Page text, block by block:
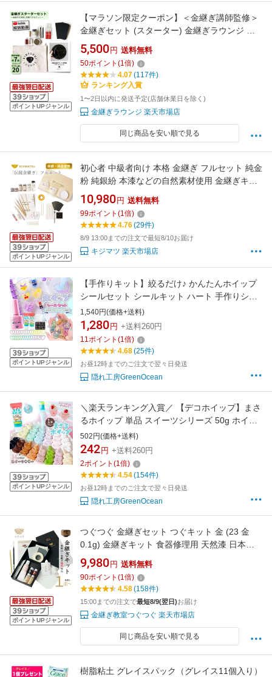
ポイントUPジャンル
【マラソン限定クーポン】＜金継ぎ講師監修＞
金継ぎセット (スターター) 金継ぎラウンジ 初
心者 陶器 修復セット 欠け修復 真鍮粉付 工作キ
ット 趣味 自宅で簡単 補修キット 陶器 器 お皿
茶碗 修理 修繕 ヒビ 欠け
5,500 円 送料無料
50ポイント (1倍)
4.07(117件)
ランキング入賞
1〜2日以内に発送予定(店舗休業日を除く)
金継ぎラウンジ 楽天市場店
同じ商品を安い順で見る
ポイントUPジャンル
初心者 中級者向け 本格 金継ぎ フルセット 純金
粉 純銀紛 本漆などの自然素材使用 金継ぎキッ
ト 金継ぎセット 送料無料 【初心者にも分かり
やすい丁寧マニュアル付き】 父の日 プレゼン
ト
10,980 円 送料無料
99ポイント (1倍)
4.76(29件)
8/9 13:00までの注文で最短8/10お届け
キジマツ 楽天市場店
ポイントUPジャンル
【手作りキット】絞るだけ♪ かんたんホイップ
シールセット シールキット ハート 手作りシー
ル ホイップデコ こども 子供 簡単 女の子 作る
親子で 平成女児 手づくり スイーツ まさるのシ
ール液
1,540円(価格+送料)
1,280 円 +送料260円
11ポイント (1倍)
4.68(25件)
お昼12時までのご注文で翌々日発送
隠れ工房GreenOcean
ポイントUPジャンル
＼楽天ランキング入賞／ 【デコホイップ】まさ
るホイップ 単品 スイーツシリーズ 50g ホイッ
プデコクリーム クラフト ミニチュアスイーツ
推し活 手芸 GreenOceanオリジナル♪《選べる
14色》 GK
502円(価格+送料)
242 円 +送料260円
2ポイント (1倍)
4.54(154件)
お昼12時までのご注文で翌々日発送
隠れ工房GreenOcean
ポイントUPジャンル
つぐつぐ 金継ぎセット つぐキット 金 (23 金
0.1g) 金継ぎキット 食器修理用 天然漆 日本伝
統技法 漆 初心者 中級 金継ぎ きんつぎ 金つぎ
金継 TSUGUKIT 金粉 スターター 修繕 補修 修
理 陶器 欠け 食器 安全 キット セット 送料無料
プレゼント ギフト 母の日
9,980 円 送料無料
90ポイント (1倍)
4.58(158件)
15:00までの注文で最短8/9(翌日)お届け
金継ぎ教室つぐつぐ 楽天市場店
同じ商品を安い順で見る
樹脂粘土 グレイスパック（グレイス11個入り）